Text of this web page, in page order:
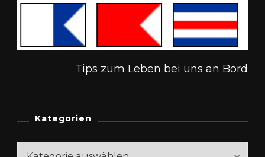
Tips zum Leben bei uns an Bord
Kategorien
Kategorien